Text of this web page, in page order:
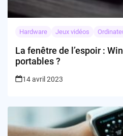
Hardware Jeux vidéos
La fenêtre de l’espoir :
portables ?
14 avril 2023